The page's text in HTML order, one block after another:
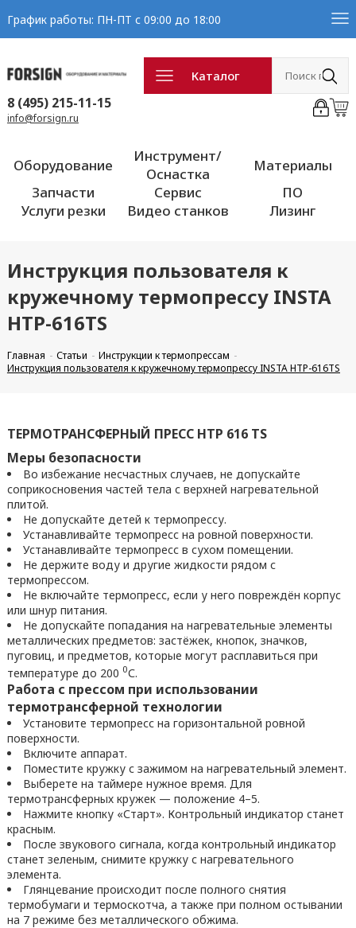
График работы: ПН-ПТ с 09:00 до 18:00
Каталог
8 (495) 215-11-15
info@forsign.ru
Оборудование
Инструмент/
Оснастка
Материалы
Запчасти
Сервис
ПО
Услуги резки
Видео станков Лизинг
Инструкция пользователя к
кружечному термопрессу INSTA
HTP-616TS
Главная Статьи
Инструкции к термопрессам
Инструкция пользователя к кружечному термопрессу INSTA HTP-616TS
ТЕРМОТРАНСФЕРНЫЙ ПРЕСС HTP 616 TS
Меры безопасности
Во избежание несчастных случаев, не допускайте
соприкосновения частей тела с верхней нагревательной
плитой.
Не допускайте детей к термопрессу.
Устанавливайте термопресс на ровной поверхности.
Устанавливайте термопресс в сухом помещении.
Не держите воду и другие жидкости рядом с
термопрессом.
Не включайте термопресс, если у него повреждён корпус
или шнур питания.
Не допускайте попадания на нагревательные элементы
металлических предметов: застёжек, кнопок, значков,
пуговиц, и предметов, которые могут расплавиться при
температуре до 200 0С.
Работа с прессом при использовании
термотрансферной технологии
Установите термопресс на горизонтальной ровной
поверхности.
Включите аппарат.
Поместите кружку с зажимом на нагревательный элемент.
Выберете на таймере нужное время. Для
термотрансферных кружек — положение 4–5.
Нажмите кнопку «Старт». Контрольный индикатор станет
красным.
После звукового сигнала, когда контрольный индикатор
станет зеленым, снимите кружку с нагревательного
элемента.
Глянцевание происходит после полного снятия
термобумаги и термоскотча, а также при полном остывании
на 7 режиме без металлического обжима.